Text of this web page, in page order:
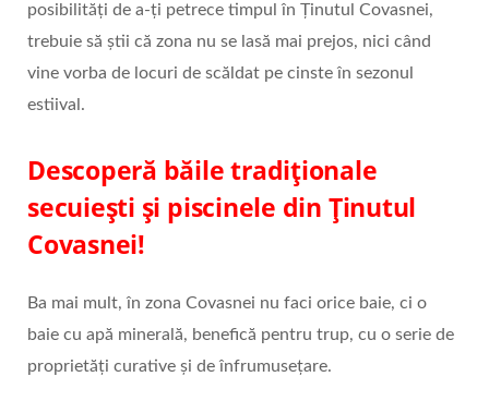
posibilități de a-ți petrece timpul în Ținutul Covasnei,
trebuie să știi că zona nu se lasă mai prejos, nici când
vine vorba de locuri de scăldat pe cinste în sezonul
estiival.
Descoperă băile tradiționale
secuiești și piscinele din Ținutul
Covasnei!
Ba mai mult, în zona Covasnei nu faci orice baie, ci o
baie cu apă minerală, benefică pentru trup, cu o serie de
proprietăți curative și de înfrumusețare.